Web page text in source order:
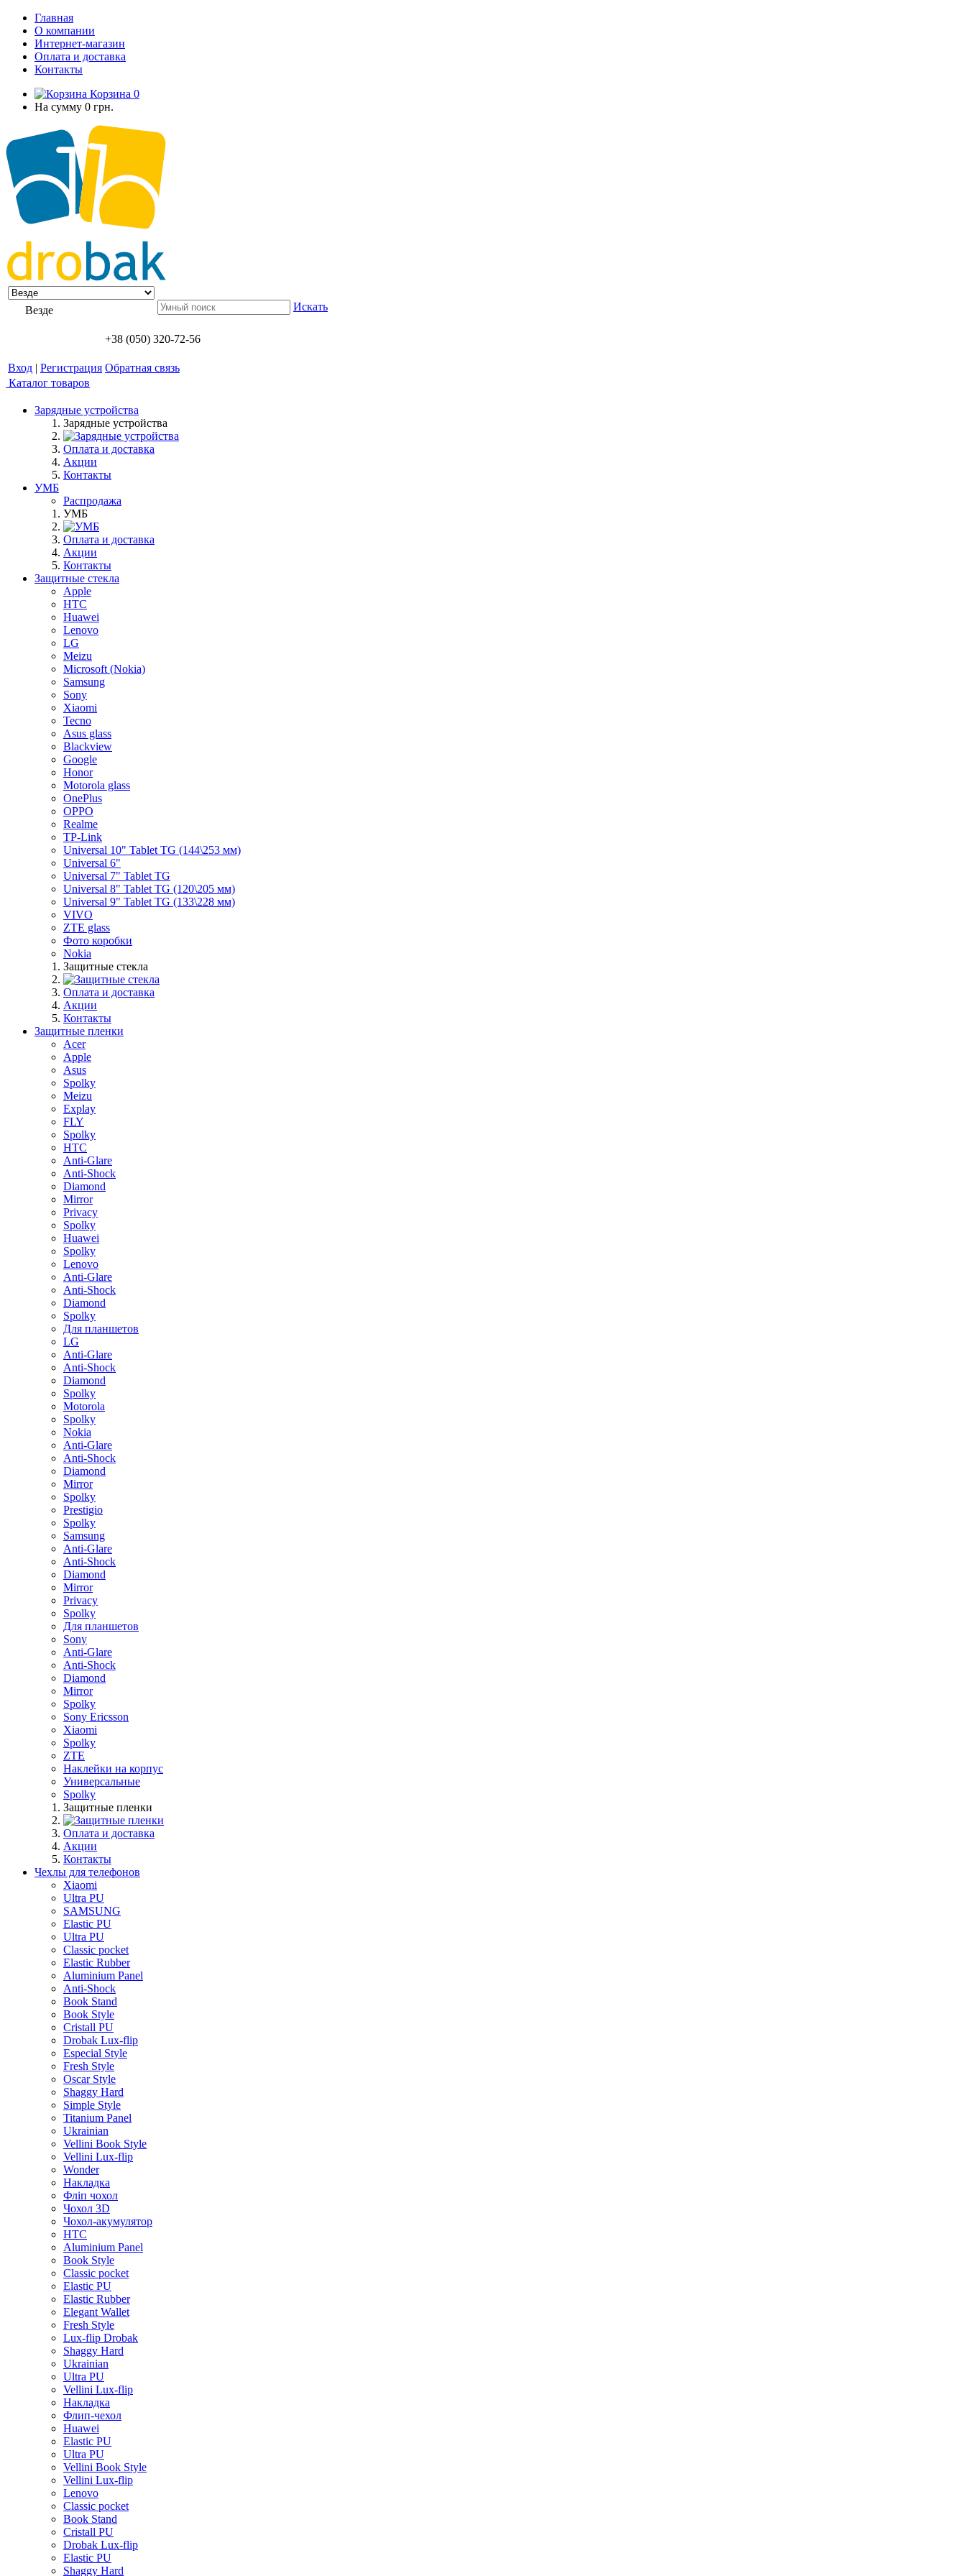
Главная
О компании
Интернет-магазин
Оплата и доставка
Контакты
Корзина 0
На сумму 0 грн.
Везде Искать
+38 (050) 320-72-56
Вход | Регистрация Обратная связь
Каталог товаров
Зарядные устройства
Зарядные устройства
Оплата и доставка
Акции
Контакты
УМБ
Распродажа
УМБ
Оплата и доставка
Акции
Контакты
Защитные стекла
Apple
HTC
Huawei
Lenovo
LG
Meizu
Microsoft (Nokia)
Samsung
Sony
Xiaomi
Tecno
Asus glass
Blackview
Google
Honor
Motorola glass
OnePlus
OPPO
Realme
TP-Link
Universal 10" Tablet TG (144\253 мм)
Universal 6"
Universal 7" Tablet TG
Universal 8" Tablet TG (120\205 мм)
Universal 9" Tablet TG (133\228 мм)
VIVO
ZTE glass
Фото коробки
Nokia
Защитные стекла
Оплата и доставка
Акции
Контакты
Защитные пленки
Acer
Apple
Asus
Spolky
Meizu
Explay
FLY
Spolky
HTC
Anti-Glare
Anti-Shock
Diamond
Mirror
Privacy
Spolky
Huawei
Spolky
Lenovo
Anti-Glare
Anti-Shock
Diamond
Spolky
Для планшетов
LG
Anti-Glare
Anti-Shock
Diamond
Spolky
Motorola
Spolky
Nokia
Anti-Glare
Anti-Shock
Diamond
Mirror
Spolky
Prestigio
Spolky
Samsung
Anti-Glare
Anti-Shock
Diamond
Mirror
Privacy
Spolky
Для планшетов
Sony
Anti-Glare
Anti-Shock
Diamond
Mirror
Spolky
Sony Ericsson
Xiaomi
Spolky
ZTE
Наклейки на корпус
Универсальные
Spolky
Защитные пленки
Оплата и доставка
Акции
Контакты
Чехлы для телефонов
Xiaomi
Ultra PU
SAMSUNG
Elastic PU
Ultra PU
Classic pocket
Elastic Rubber
Aluminium Panel
Anti-Shock
Book Stand
Book Style
Cristall PU
Drobak Lux-flip
Especial Style
Fresh Style
Oscar Style
Shaggy Hard
Simple Style
Titanium Panel
Ukrainian
Vellini Book Style
Vellini Lux-flip
Wonder
Накладка
Фліп чохол
Чохол 3D
Чохол-акумулятор
HTC
Aluminium Panel
Book Style
Classic pocket
Elastic PU
Elastic Rubber
Elegant Wallet
Fresh Style
Lux-flip Drobak
Shaggy Hard
Ukrainian
Ultra PU
Vellini Lux-flip
Накладка
Флип-чехол
Huawei
Elastic PU
Ultra PU
Vellini Book Style
Vellini Lux-flip
Lenovo
Classic pocket
Book Stand
Cristall PU
Drobak Lux-flip
Elastic PU
Shaggy Hard